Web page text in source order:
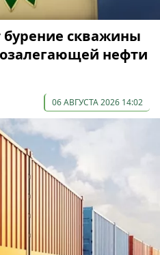
бурение скважины
нефти
06 АВГУСТА 2026 14:02